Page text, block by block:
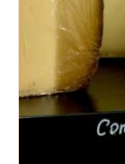
DÉTAILS